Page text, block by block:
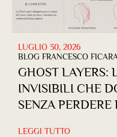
LUGLIO 30, 2026
BLOG FRANCESCO
GHOST LAYERS:
INVISIBILI CHE
SENZA PERDERE
LEGGI TUTTO